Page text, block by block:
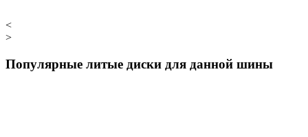
<
>
Популярные литые диски для данной шины